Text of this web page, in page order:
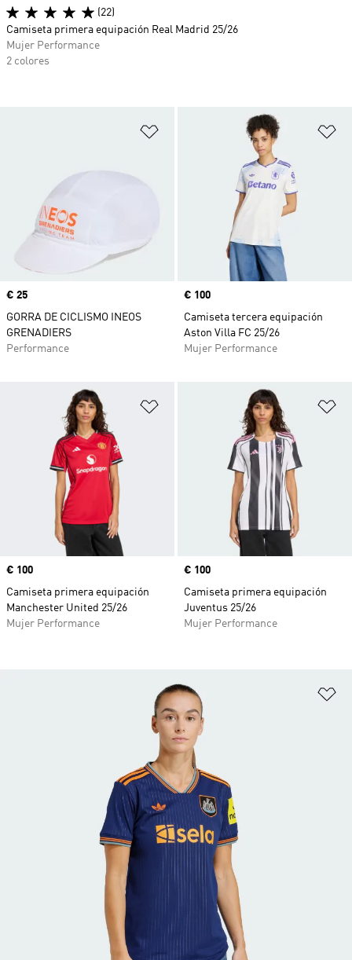
Añadir a la lista de deseos
Precio
€ 25
GORRA DE CICLISMO INEOS
GRENADIERS
Performance
Precio
€ 100
Camiseta tercera equipación
Aston Villa FC 25/26
Mujer Performance
Añadir a la lista de deseos
Precio
€ 100
Camiseta primera equipación
Manchester United 25/26
Mujer Performance
Precio
€ 100
Camiseta primera equipación
Juventus 25/26
Mujer Performance
(22)
Camiseta primera equipación Real Madrid 25/26
Mujer Performance
2 colores